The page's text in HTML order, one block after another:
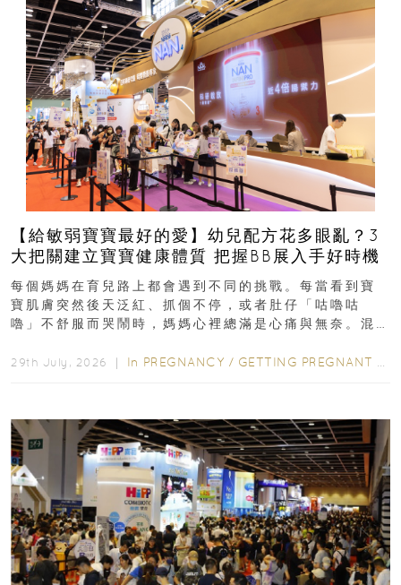
【給敏弱寶寶最好的愛】幼兒配方花多眼亂？3
大把關建立寶寶健康體質 把握BB展入手好時機
每個媽媽在育兒路上都會遇到不同的挑戰。每當看到寶
寶肌膚突然後天泛紅、抓個不停，或者肚仔「咕嚕咕
嚕」不舒服而哭鬧時，媽媽心裡總滿是心痛與無奈。混
29th July, 2026 ｜ In PREGNANCY / GETTING PREGNANT